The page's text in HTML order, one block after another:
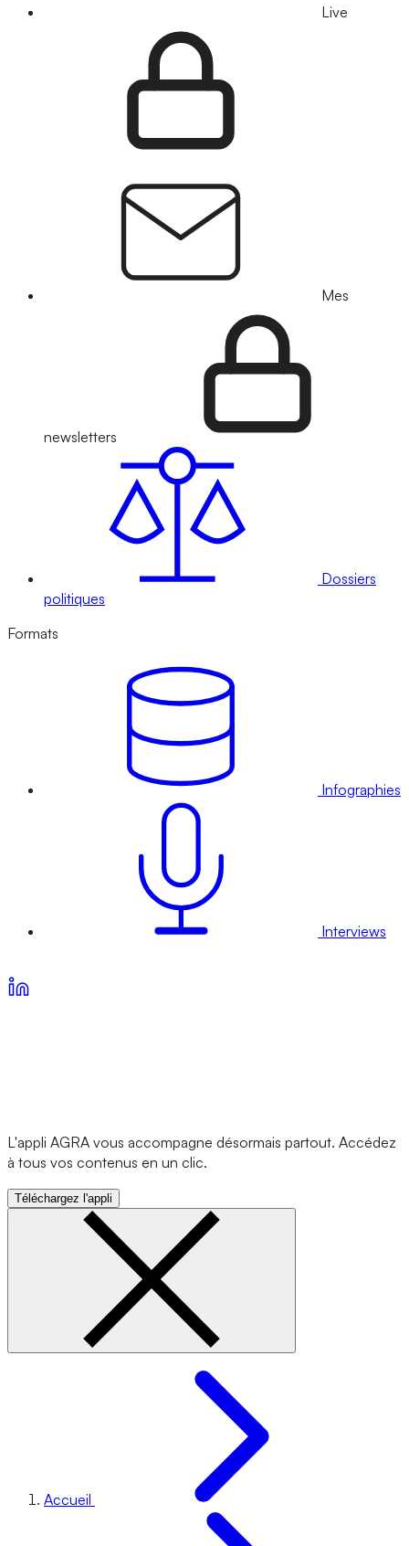
Live
Mes
newsletters
Dossiers
politiques
Formats
Infographies
Interviews
L'appli AGRA vous accompagne désormais partout. Accédez
à tous vos contenus en un clic.
Téléchargez l'appli
Accueil